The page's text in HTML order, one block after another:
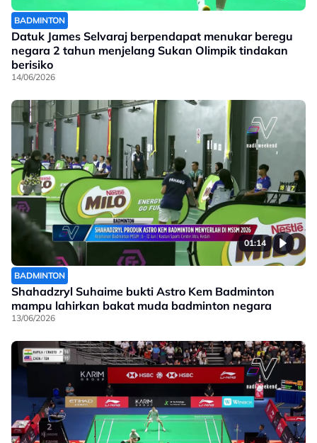
BADMINTON
Datuk James Selvaraj berpendapat menukar beregu
negara 2 tahun menjelang Sukan Olimpik tindakan
berisiko
14/06/2026
01:14
BADMINTON
Shahadzryl Suhaime bukti Astro Kem Badminton
mampu lahirkan bakat muda badminton negara
13/06/2026